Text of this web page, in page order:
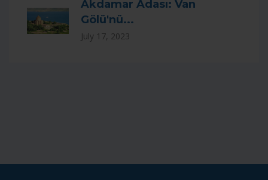
Akdamar Adası: Van
Gölü'nü...
July 17, 2023